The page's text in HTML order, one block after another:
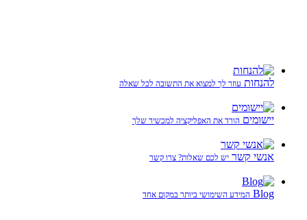
להנחות עוזר לך למצוא את התשובה לכל שאלה
יישומים הורד את האפליקציה למכשיר שלך
אנשי קשר יש לכם שאלות? צרו קשר
Blog המידע השימושי ביותר במקום אחד